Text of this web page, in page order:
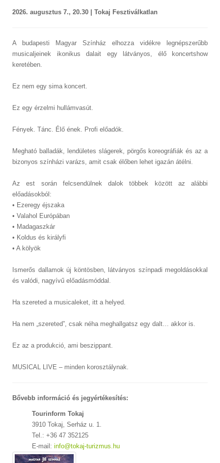
2026. augusztus 7., 20.30 | Tokaj Fesztiválkatlan
A budapesti Magyar Színház elhozza vidékre legnépszerűbb
musicaljeinek ikonikus dalait egy látványos, élő koncertshow
keretében.
Ez nem egy sima koncert.
Ez egy érzelmi hullámvasút.
Fények. Tánc. Élő ének. Profi előadók.
Megható balladák, lendületes slágerek, pörgős koreográfiák és az a
bizonyos színházi varázs, amit csak élőben lehet igazán átélni.
Az est során felcsendülnek dalok többek között az alábbi
előadásokból:
• Ezeregy éjszaka
• Valahol Európában
• Madagaszkár
• Koldus és királyfi
• A kölyök
Ismerős dallamok új köntösben, látványos színpadi megoldásokkal
és valódi, nagyívű előadásmóddal.
Ha szereted a musicaleket, itt a helyed.
Ha nem „szereted”, csak néha meghallgatsz egy dalt… akkor is.
Ez az a produkció, ami beszippant.
MUSICAL LIVE – minden korosztálynak.
Bővebb információ és jegyértékesítés:
Tourinform Tokaj
3910 Tokaj, Serház u. 1.
Tel.: +36 47 352125
E-mail: info@tokaj-turizmus.hu